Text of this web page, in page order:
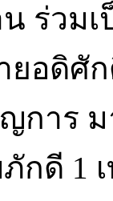
ร่วม
ยอดิศั
าร ม
กดี 1